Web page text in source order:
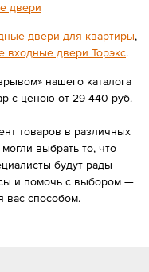
двери
двери для квартиры,
входные двери Торэкс.
нашего каталога
с ценою от 29 440 руб.
товаров в различных
выбрать то, что
будут рады
и помочь с выбором —
способом.